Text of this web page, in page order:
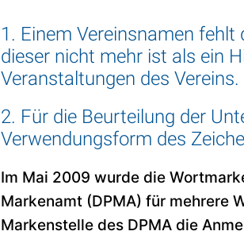
1. Einem Vereinsnamen
dieser nicht mehr ist als ein
Veranstaltungen des Vereins.
2. Für die Beurteilung der
Verwendungsform des
Im Mai 2009 wurde die
Markenamt (DPMA) für mehrere
Markenstelle des DPMA die